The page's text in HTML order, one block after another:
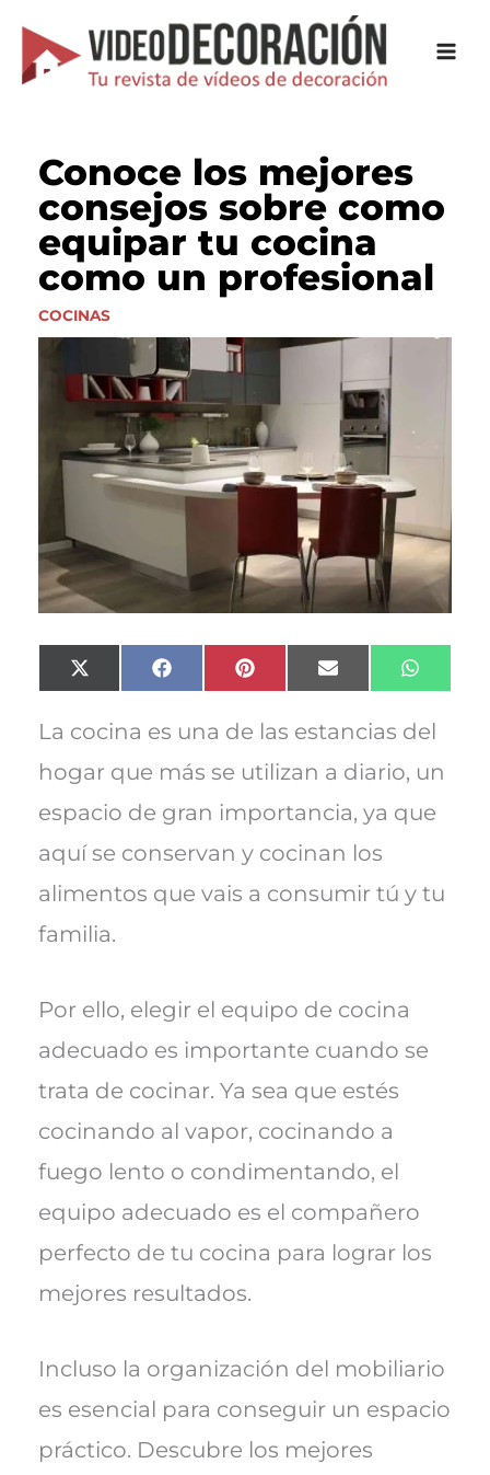
contenido
Conoce los mejores
consejos sobre como
equipar tu cocina
como un profesional
COCINAS
Compartir
en
X
(
w
i
t
t
r
Compartir
en
F
a
e
b
o
o
Compartir
en
P
i
e
r
e
t
Compartir
en
E
m
i
l
en
W
h
t
s
A
p
La cocina es una de las estancias del
hogar que más se utilizan a diario, un
espacio de gran importancia, ya que
aquí se conservan y cocinan los
alimentos que vais a consumir tú y tu
familia.
Por ello, elegir el equipo de cocina
adecuado es importante cuando se
trata de cocinar. Ya sea que estés
cocinando al vapor, cocinando a
fuego lento o condimentando, el
equipo adecuado es el compañero
perfecto de tu cocina para lograr los
mejores resultados.
Incluso la organización del mobiliario
es esencial para conseguir un espacio
práctico. Descubre los mejores